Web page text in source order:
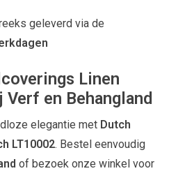
geleverd via de
Linen
Verf en Behangland
elegantie met Dutch
LT10002. Bestel eenvoudig
of bezoek onze winkel voor